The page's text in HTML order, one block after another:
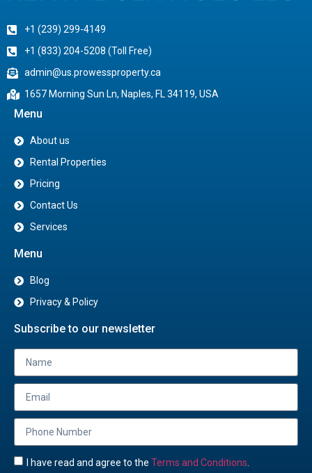
+1 (239) 299-4149
+1 (833) 204-5208 (Toll Free)
admin@us.prowessproperty.ca
1657 Morning Sun Ln, Naples, FL 34119, USA
Menu
About us
Rental Properties
Pricing
Contact Us
Services
Menu
Blog
Privacy & Policy
Subscribe to our newsletter
I have read and agree to the Terms and Conditions